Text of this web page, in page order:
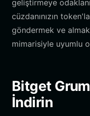
geliştirmeye
cüzdanınızın
göndermek ve almak
mimarisiyle uyumlu
Bitget
İndirin